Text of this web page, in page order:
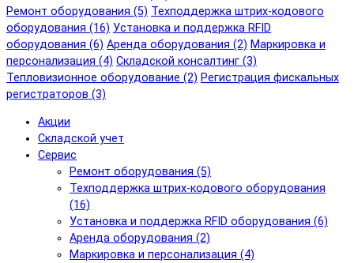
Ремонт оборудования (5) Техподдержка штрих-кодового
оборудования (16) Установка и поддержка RFID
оборудования (6) Аренда оборудования (2) Маркировка и
персонализация (4) Складской консалтинг (3)
Тепловизионное оборудование (2) Регистрация фискальных
регистраторов (3)
Акции
Складской учет
Сервис
Ремонт оборудования (5)
Техподдержка штрих-кодового оборудования
(16)
Установка и поддержка RFID оборудования (6)
Аренда оборудования (2)
Маркировка и персонализация (4)